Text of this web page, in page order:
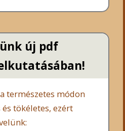
új pdf
természetes módon
tökéletes, ezért